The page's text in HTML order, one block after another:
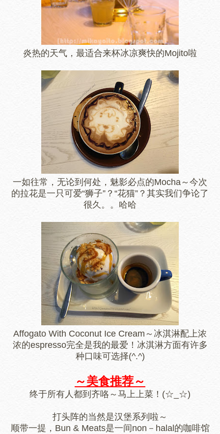
炎热的天气，最适合来杯冰凉爽快的Mojito啦
一如往常，无论到何处，魅影必点的Mocha～今次
的拉花是一只可爱“狮子”？“花猫”？其实我们争论了
很久。。哈哈
Affogato With Coconut Ice Cream～冰淇淋配上浓
浓的espresso完全是我的最爱！冰淇淋方面有许多
种口味可选择(^.^)
～美食推荐～
终于所有人都到齐咯～马上上菜！(☆_☆)
打头阵的当然是汉堡系列啦～
顺带一提，Bun & Meats是一间non－halal的咖啡馆